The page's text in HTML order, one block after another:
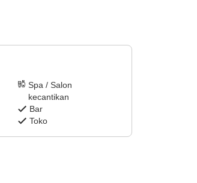
Spa / Salon
kecantikan
Bar
Toko